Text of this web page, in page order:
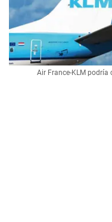
Air France-KLM